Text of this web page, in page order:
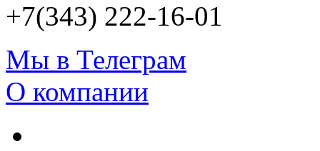
+7(343) 222-16-01
Мы в Телеграм
О компании